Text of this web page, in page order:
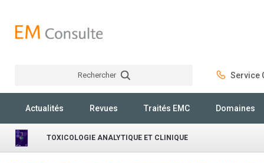
Rechercher Service
Actualités Revues Traités EMC Domaines
TOXICOLOGIE ANALYTIQUE ET CLINIQUE